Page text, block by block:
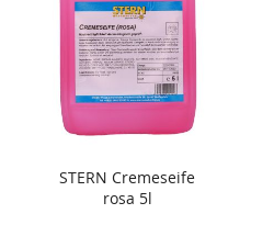
STERN Cremeseife
rosa 5l